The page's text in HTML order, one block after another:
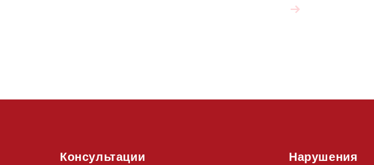
Консультации Нарушения